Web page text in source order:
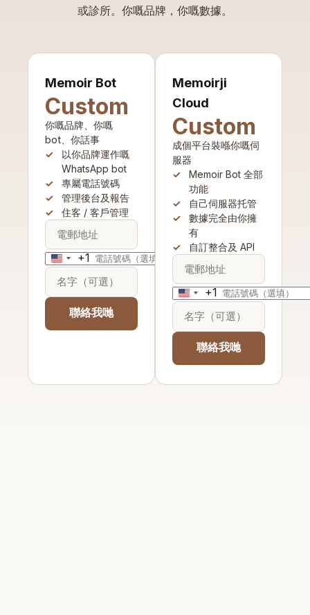
或診所。你嘅品牌，你嘅數據。
Memoir Bot
Custom
你嘅品牌、你嘅
bot、你話事
以你品牌運作嘅
WhatsApp bot
專屬電話號碼
管理後台及報告
住客 / 客戶管理
United
States
+1
+1
聯絡我哋
Memoirji
Cloud
Custom
成個平台裝喺你嘅伺
服器
Memoir Bot 全部
功能
自己伺服器托管
數據完全由你擁
有
自訂整合及 API
United
States
+1
+1
聯絡我哋